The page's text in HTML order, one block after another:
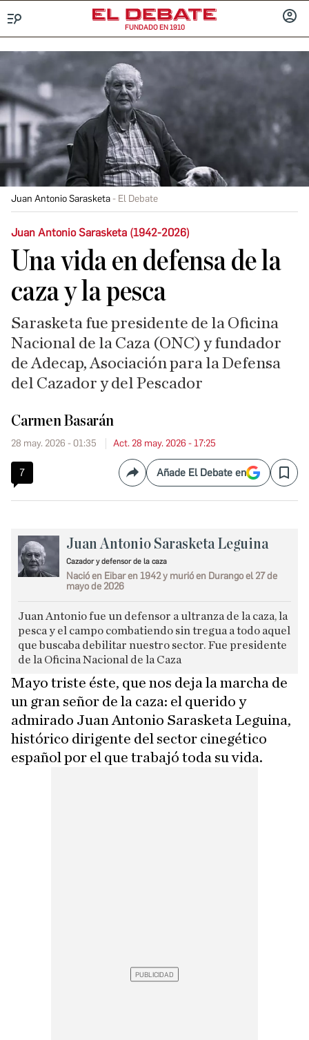
FUNDADO EN 1910
Juan Antonio Sarasketa El Debate
Juan Antonio Sarasketa (1942-2026)
Una vida en defensa de la
caza y la pesca
Sarasketa fue presidente de la Oficina
Nacional de la Caza (ONC) y fundador
de Adecap, Asociación para la Defensa
del Cazador y del Pescador
Carmen Basarán
28 may. 2026 - 01:35 Act. 28 may. 2026 - 17:25
7 CompartirAñade El Debate en Save
Nació en Eibar en 1942 y murió en Durango el 27 de
mayo de 2026
Juan Antonio Sarasketa Leguina
Cazador y defensor de la caza
Juan Antonio fue un defensor a ultranza de la caza, la
pesca y el campo combatiendo sin tregua a todo aquel
que buscaba debilitar nuestro sector. Fue presidente
de la Oficina Nacional de la Caza
Mayo triste éste, que nos deja la marcha de
un gran señor de la caza: el querido y
admirado Juan Antonio Sarasketa Leguina,
histórico dirigente del sector cinegético
español por el que trabajó toda su vida.